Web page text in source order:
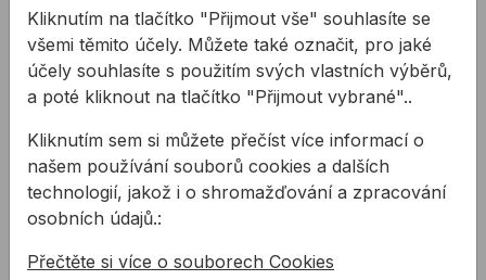
Multifunkční
špachtle
Špachtle určená na
různé druhy prací.
319,49 Kč/
319,49Kč s DPH
Nosné a vymezovací
podložky
Nosná a vymezovací
podložka pro
spolehlivou montáž
2,83Kč s DPH
Kliknutím na tlačítko "Přijmout vše" souhlasíte se
všemi těmito účely. Můžete také označit, pro jaké
účely souhlasíte s použitím svých vlastních výběrů,
a poté kliknout na tlačítko "Přijmout vybrané"..
Kliknutím sem si můžete přečíst více informací o
našem používání souborů cookies a dalších
technologií, jakož i o shromažďování a zpracování
osobních údajů.:
Přečtěte si více o souborech Cookies